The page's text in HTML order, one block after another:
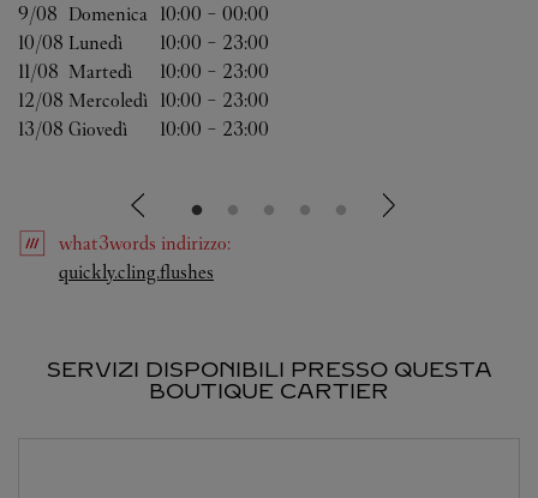
9/08 Domenica 10:00 - 00:00
10/08 Lunedì 10:00 - 23:00
11/08 Martedì 10:00 - 23:00
12/08 Mercoledì 10:00 - 23:00
13/08 Giovedì 10:00 - 23:00
what3words indirizzo:
quickly.cling.flushes
SERVIZI DISPONIBILI PRESSO QUESTA
BOUTIQUE CARTIER